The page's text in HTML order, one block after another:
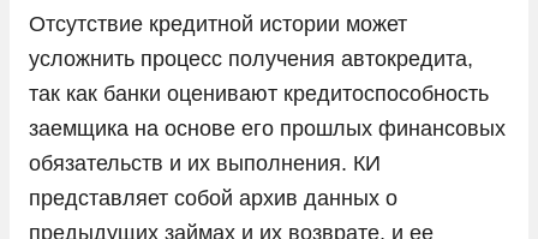
Skoda
Solaris
SsangYong
Subaru
Отсутствие кредитной истории может
усложнить процесс получения автокредита,
так как банки оценивают кредитоспособность
заемщика на основе его прошлых финансовых
обязательств и их выполнения. КИ
представляет собой архив данных о
предыдущих займах и их возврате, и ее